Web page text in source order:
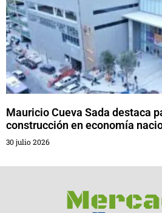
Mauricio Cueva Sada destaca
construcción en economía
30 julio 2026